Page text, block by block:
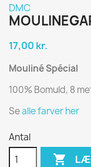
DMC
17,00 kr.
Mouliné Spécial
100% Bomuld, 8
Sealle farver her
Antal
